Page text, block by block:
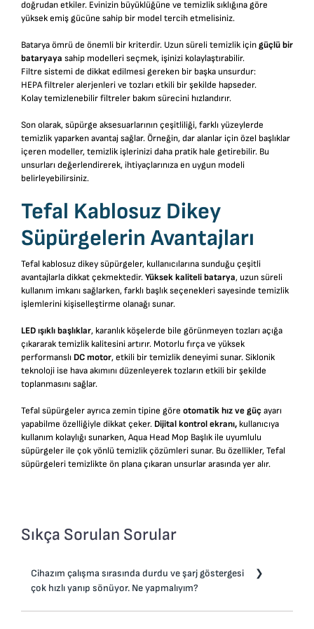
doğrudan etkiler. Evinizin büyüklüğüne ve temizlik sıklığına göre
yüksek emiş gücüne sahip bir model tercih etmelisiniz.
Batarya ömrü de önemli bir kriterdir. Uzun süreli temizlik içingüçlü bir
bataryaya sahip modelleri seçmek, işinizi kolaylaştırabilir.
Filtre sistemi de dikkat edilmesi gereken bir başka unsurdur:
HEPA filtreler alerjenleri ve tozları etkili bir şekilde hapseder.
Kolay temizlenebilir filtreler bakım sürecini hızlandırır.
Son olarak, süpürge aksesuarlarının çeşitliliği, farklı yüzeylerde
temizlik yaparken avantaj sağlar. Örneğin, dar alanlar için özel başlıklar
içeren modeller, temizlik işlerinizi daha pratik hale getirebilir. Bu
unsurları değerlendirerek, ihtiyaçlarınıza en uygun modeli
belirleyebilirsiniz.
Tefal Kablosuz Dikey
Süpürgelerin Avantajları
Tefal kablosuz dikey süpürgeler, kullanıcılarına sunduğu çeşitli
avantajlarla dikkat çekmektedir.Yüksek kaliteli batarya, uzun süreli
kullanım imkanı sağlarken, farklı başlık seçenekleri sayesinde temizlik
işlemlerini kişiselleştirme olanağı sunar.
LED ışıklı başlıklar, karanlık köşelerde bile görünmeyen tozları açığa
çıkararak temizlik kalitesini artırır. Motorlu fırça ve yüksek
performanslı DC motor, etkili bir temizlik deneyimi sunar. Siklonik
teknoloji ise hava akımını düzenleyerek tozların etkili bir şekilde
toplanmasını sağlar.
Tefal süpürgeler ayrıca zemin tipine göre otomatik hız ve güçayarı
yapabilme özelliğiyle dikkat çeker. Dijital kontrol ekranı, kullanıcıya
kullanım kolaylığı sunarken, Aqua Head Mop Başlık ile uyumlulu
süpürgeler ile çok yönlü temizlik çözümleri sunar. Bu özellikler, Tefal
süpürgeleri temizlikte ön plana çıkaran unsurlar arasında yer alır.
Sıkça Sorulan Sorular
Cihazım çalışma sırasında durdu ve şarj göstergesi
çok hızlı yanıp sönüyor. Ne yapmalıyım?